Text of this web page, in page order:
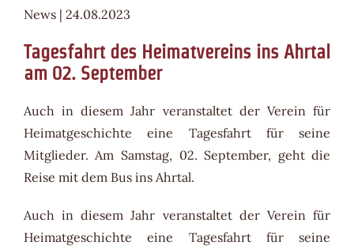
News | 24.08.2023
Tagesfahrt des Heimatvereins ins Ahrtal
am 02. September
Auch in diesem Jahr veranstaltet der Verein für
Heimatgeschichte eine Tagesfahrt für seine
Mitglieder. Am Samstag, 02. September, geht die
Reise mit dem Bus ins Ahrtal.
Auch in diesem Jahr veranstaltet der Verein für
Heimatgeschichte eine Tagesfahrt für seine